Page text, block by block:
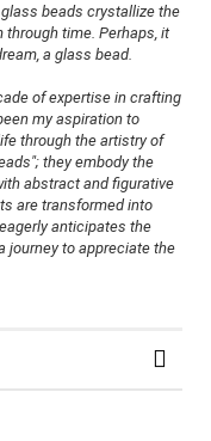
beads crystallize the
time. Perhaps, it
a glass bead.
of expertise in crafting
my aspiration to
through the artistry of
they embody the
abstract and figurative
are transformed into
anticipates the
journey to appreciate the